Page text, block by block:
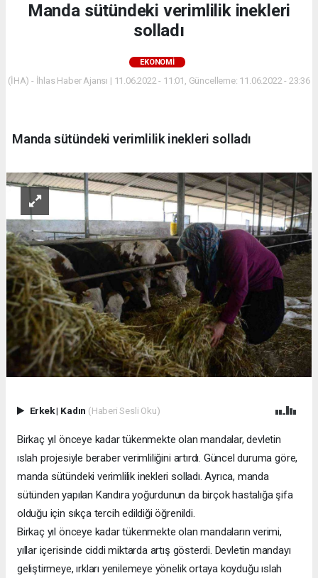
Manda sütündeki verimlilik inekleri
solladı
EKONOMİ
(İHA) - İhlas Haber Ajansı | 11.06.2022 - 11:01, Güncelleme: 11.06.2022 - 23:36
Manda sütündeki verimlilik inekleri solladı
Erkek| Kadın (Haberi Sesli Oku)
Birkaç yıl önceye kadar tükenmekte olan mandalar, devletin
ıslah projesiyle beraber verimliliğini artırdı. Güncel duruma göre,
manda sütündeki verimlilik inekleri solladı. Ayrıca, manda
sütünden yapılan Kandıra yoğurdunun da birçok hastalığa şifa
olduğu için sıkça tercih edildiği öğrenildi.
Birkaç yıl önceye kadar tükenmekte olan mandaların verimi,
yıllar içerisinde ciddi miktarda artış gösterdi. Devletin mandayı
geliştirmeye, ırkları yenilemeye yönelik ortaya koyduğu ıslah